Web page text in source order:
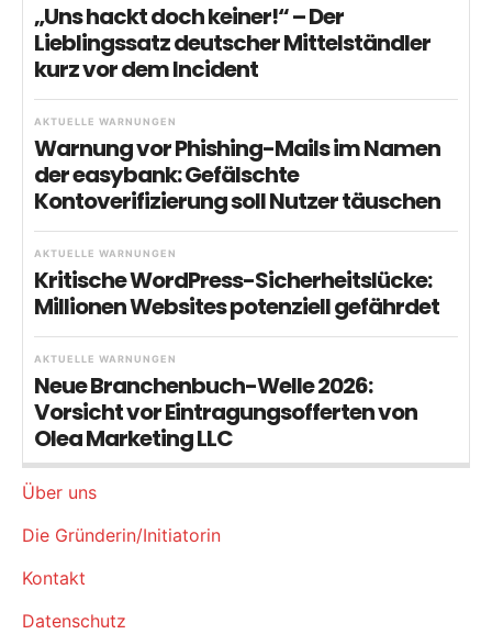
„Uns hackt doch keiner!“ – Der
Lieblingssatz deutscher Mittelständler
kurz vor dem Incident
AKTUELLE WARNUNGEN
Warnung vor Phishing-Mails im Namen
der easybank: Gefälschte
Kontoverifizierung soll Nutzer täuschen
AKTUELLE WARNUNGEN
Kritische WordPress-Sicherheitslücke:
Millionen Websites potenziell gefährdet
AKTUELLE WARNUNGEN
Neue Branchenbuch-Welle 2026:
Vorsicht vor Eintragungsofferten von
Olea Marketing LLC
Über uns
Die Gründerin/Initiatorin
Kontakt
Datenschutz